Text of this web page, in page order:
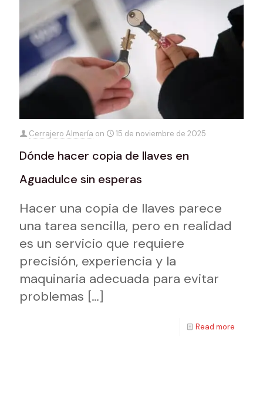
Cerrajero Almería on 15 de noviembre de 2025
Dónde hacer copia de llaves en
Aguadulce sin esperas
Hacer una copia de llaves parece
una tarea sencilla, pero en realidad
es un servicio que requiere
precisión, experiencia y la
maquinaria adecuada para evitar
problemas […]
Read more